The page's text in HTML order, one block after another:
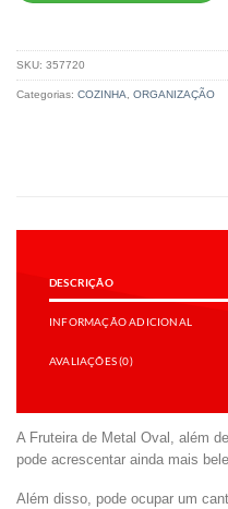
SKU: 357720
Categorias: COZINHA ORGANIZAÇÃO
DESCRIÇÃO
INFORMAÇÃO ADICIONAL
AVALIAÇÕES (0)
A Fruteira de Metal Oval, além
pode acrescentar ainda mais
Além disso, pode ocupar um